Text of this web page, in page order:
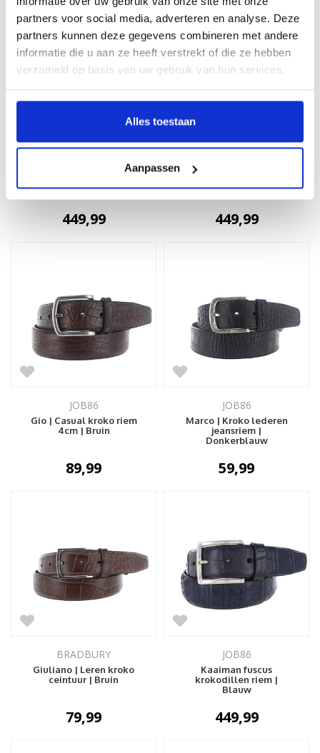
partners voor social media, adverteren en analyse. Deze
partners kunnen deze gegevens combineren met andere
informatie die u aan ze heeft verstrekt of die ze hebben
verzameld op basis van uw gebruik van hun services.
Alles toestaan
Aanpassen
Exclusieve krokodillen
449,99
Cognac
449,99
JOB86
Gio | Casual kroko riem
4cm | Bruin
89,99
JOB86
Marco | Kroko lederen
jeansriem |
Donkerblauw
59,99
BRADBURY
Giuliano | Leren kroko
ceintuur | Bruin
79,99
JOB86
Kaaiman fuscus
krokodillen riem |
Blauw
449,99